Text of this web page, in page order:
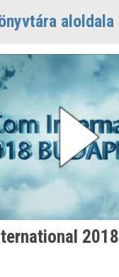
aloldala
2018